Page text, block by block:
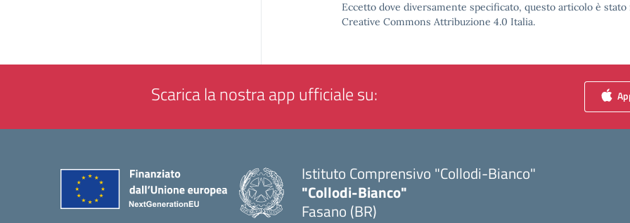
Eccetto dove diversamente specificato, questo articolo è
Creative Commons Attribuzione 4.0 Italia.
Scarica la nostra app ufficiale su:
Istituto Comprensivo "Collodi-Bianco"
"Collodi-Bianco"
Fasano (BR)